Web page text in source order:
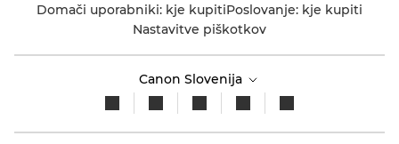
Domači uporabniki: kje kupitiPoslovanje: kje kupiti
Nastavitve piškotkov
Canon Slovenija